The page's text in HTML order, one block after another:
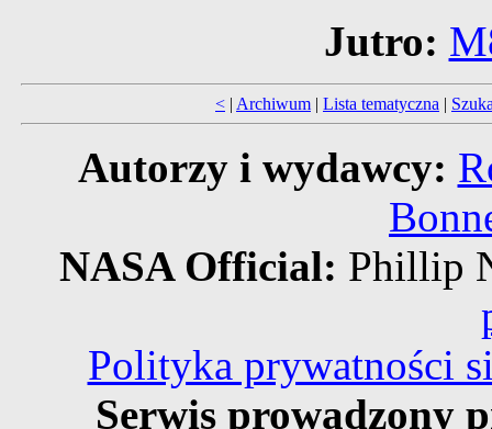
Jutro:
< | Archiwum | Lista tematyczna |
Autorzy i wydawcy:
NASA Official: Phillip
Polityka prywatności
Serwis prowadzony